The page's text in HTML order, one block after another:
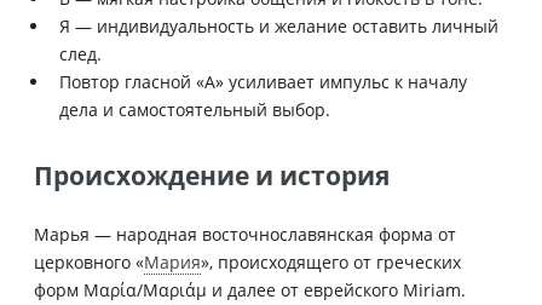
Я — индивидуальность и желание оставить личный
след.
Повтор гласной «А» усиливает импульс к началу
дела и самостоятельный выбор.
Происхождение и история
Марья — народная восточнославянская форма от
церковного «Мария», происходящего от греческих
форм Μαρία/Μαριάμ и далее от еврейского Miriam.